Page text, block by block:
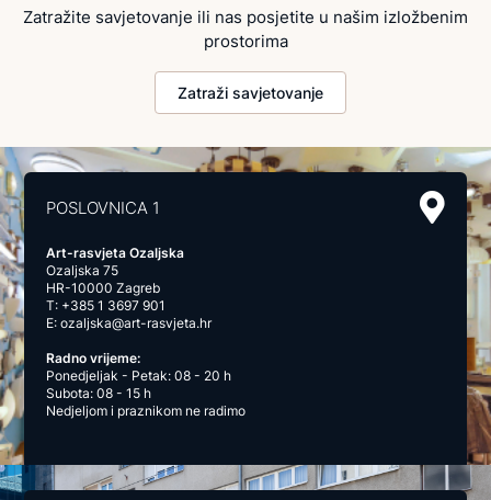
Zatražite savjetovanje ili nas posjetite u našim izložbenim
prostorima
Zatraži savjetovanje
POSLOVNICA 1
Art-rasvjeta Ozaljska
Ozaljska 75
HR-10000 Zagreb
T: +385 1 3697 901
E:ozaljska@art-rasvjeta.hr
Radno vrijeme:
Ponedjeljak - Petak: 08 - 20 h
Subota: 08 - 15 h
Nedjeljom i praznikom ne radimo